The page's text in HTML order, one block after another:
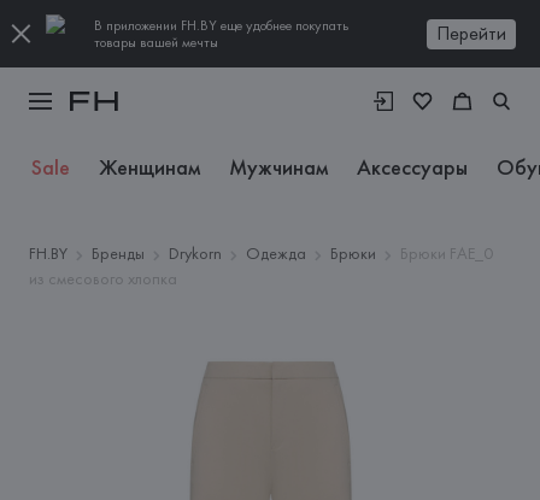
В приложении FH.BY еще удобнее покупать
товары вашей мечты
Перейти
Sale Женщинам Мужчинам Аксессуары
FH.BY Бренды Drykorn Одежда Брюки
Брюки FAE_0
из смесового хлопка